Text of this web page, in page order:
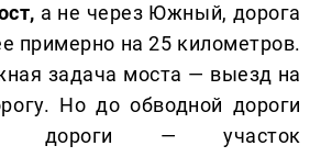
а не через Южный, дорога
примерно на 25 километров.
задача моста — выезд на
Но до обводной дороги
дороги — участок